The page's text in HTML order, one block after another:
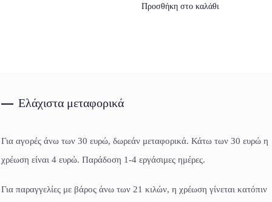
Προσθήκη στο καλάθι
Ελάχιστα μεταφορικά
Για αγορές άνω των 30 ευρώ, δωρεάν μεταφορικά. Κάτω των 30 ευρώ η
χρέωση είναι 4 ευρώ. Παράδοση 1-4 εργάσιμες ημέρες.
Για παραγγελίες με βάρος άνω των 21 κιλών, η χρέωση γίνεται κατόπιν